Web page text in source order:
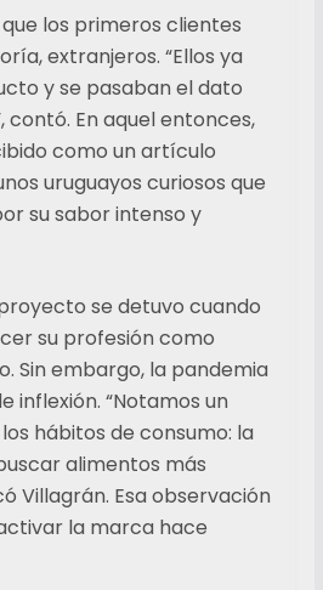
los primeros clientes
extranjeros. “Ellos ya
y se pasaban el dato
contó. En aquel entonces,
como un artículo
uruguayos curiosos que
su sabor intenso y
se detuvo cuando
su profesión como
Sin embargo, la pandemia
inflexión. “Notamos un
hábitos de consumo: la
alimentos más
Villagrán. Esa observación
la marca hace